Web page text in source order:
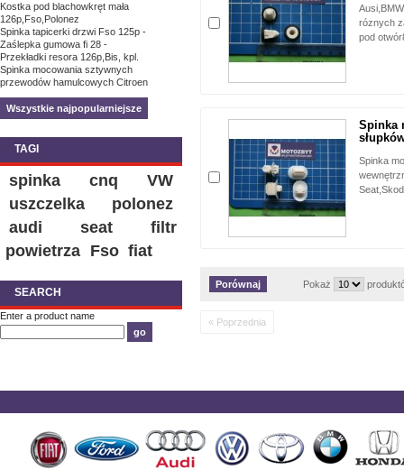
Kostka pod blachowkręt mała
126p,Fso,Polonez
Spinka tapicerki drzwi Fso 125p -
Zaślepka gumowa fi 28 -
Przekładki resora 126p,Bis, kpl.
Spinka mocowania sztywnych
przewodów hamulcowych Citroen
Wszystkie najpopularniejsze
TAGI
spinka cnq
VW
uszczelka
polonez
audi
seat
filtr
powietrza Fso fiat
SEARCH
Enter a product name
róznych
pod
Spinka
Spinka
Pokaż
« Poprzednia